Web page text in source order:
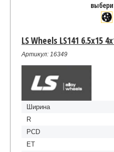
LS Wheels LS141 6.5x15
Артикул: 16349
Ширина
R
PCD
ET